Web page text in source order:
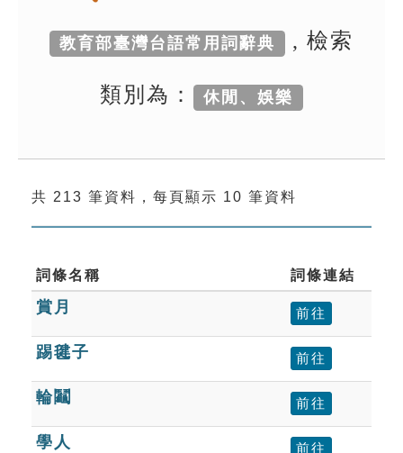
生字詞彙表
成語故事
索引選單
單字索引
生命大百科索引
遊戲專區
教學應用
教育部臺灣台語常用詞辭典 , 檢索
類別為： 休閒、娛樂
共 213 筆資料，每頁顯示 10 筆資料
詞條名稱 詞條連結
賞月 前往
踢毽子 前往
輪鬮 前往
學人 前往